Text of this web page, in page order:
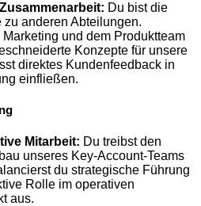
Du bist die
anderen Abteilungen.
und dem Produktteam
Konzepte für unsere
direktes Kundenfeedback in
einfließen.
Mitarbeit: Du treibst den
unseres Key-Account-Teams
du strategische Führung
Rolle im operativen
aus.